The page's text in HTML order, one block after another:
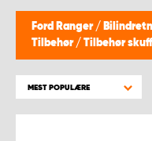
Ford Ranger /
Tilbehør / Tilbehør
MEST POPULÆRE